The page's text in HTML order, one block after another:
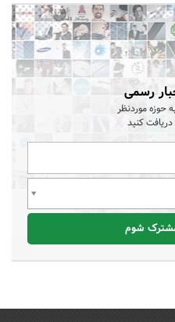
رسمی
حوزه موردنظر
کنید
شوم